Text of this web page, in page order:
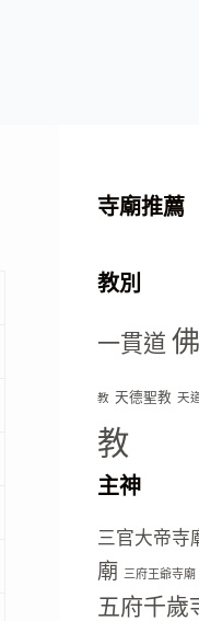
寺廟推薦
教別
一貫道
教 天德聖教 天
教
主神
三官大帝寺
廟 三府王爺寺廟
五府千歲